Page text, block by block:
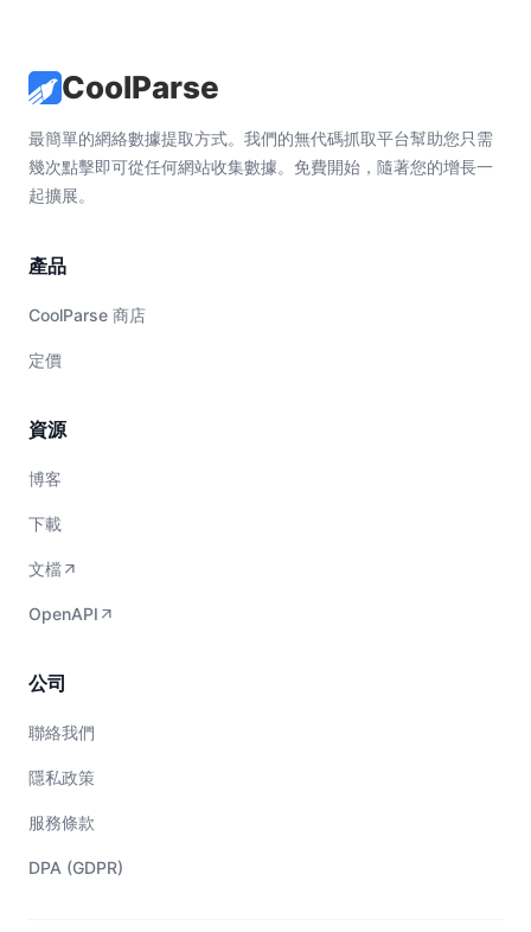
CoolParse
最簡單的網絡數據提取方式。我們的無代碼抓取平台幫助您只需
幾次點擊即可從任何網站收集數據。免費開始，隨著您的增長一
起擴展。
產品
CoolParse 商店
定價
資源
博客
下載
文檔
OpenAPI
公司
聯絡我們
隱私政策
服務條款
DPA (GDPR)